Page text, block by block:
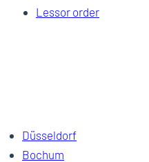
Lessor order
Düsseldorf
Bochum